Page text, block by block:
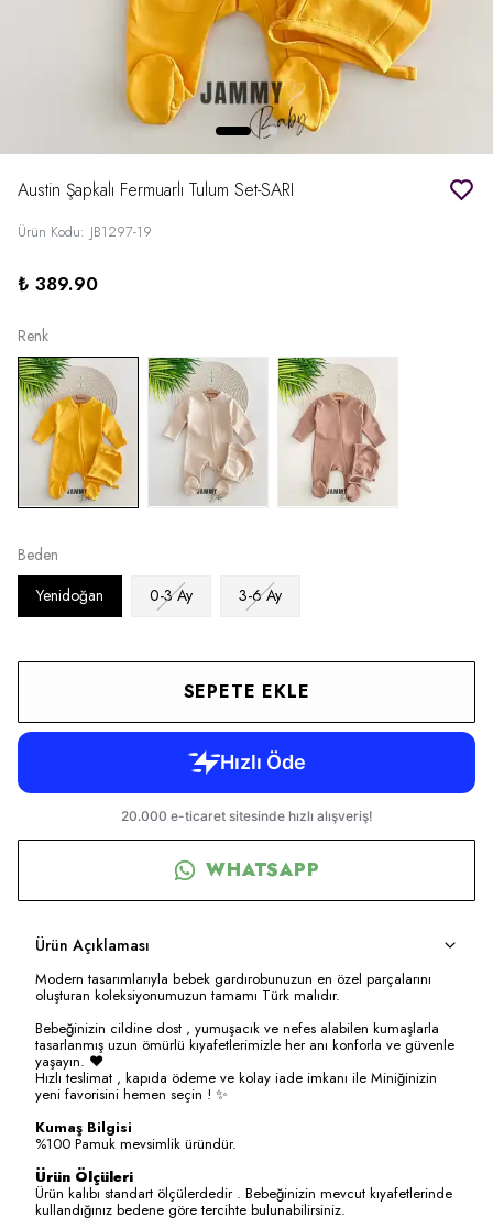
Austin Şapkalı Fermuarlı Tulum Set-SARI
Ürün Kodu: JB1297-19
₺ 389.90
Renk
Beden
Yenidoğan
0-3 Ay 3-6 Ay
SEPETE EKLE
WHATSAPP
Ürün Açıklaması
Modern tasarımlarıyla bebek gardırobunuzun en özel parçalarını
oluşturan koleksiyonumuzun tamamı Türk malıdır.
Bebeğinizin cildine dost , yumuşacık ve nefes alabilen kumaşlarla
tasarlanmış uzun ömürlü kıyafetlerimizle her anı konforla ve güvenle
yaşayın. ❤️
Hızlı teslimat , kapıda ödeme ve kolay iade imkanı ile Miniğinizin
yeni favorisini hemen seçin ! ✨
Kumaş Bilgisi
%100 Pamuk mevsimlik üründür.
Ürün Ölçüleri
Ürün kalıbı standart ölçülerdedir . Bebeğinizin mevcut kıyafetlerinde
kullandığınız bedene göre tercihte bulunabilirsiniz.